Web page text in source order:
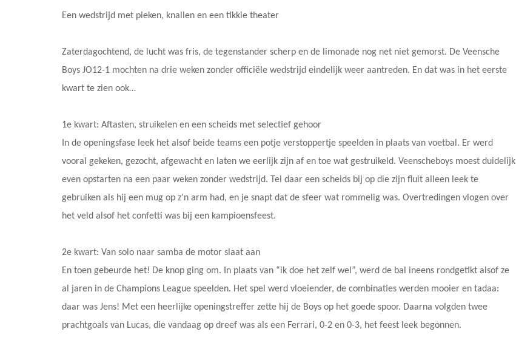
Een wedstrijd met pieken, knallen en een tikkie theater
Zaterdagochtend, de lucht was fris, de tegenstander scherp en de limonade nog net niet gemorst. De Veensche
Boys JO12-1 mochten na drie weken zonder officiële wedstrijd eindelijk weer aantreden. En dat was in het eerste
kwart te zien ook…
1e kwart: Aftasten, struikelen en een scheids met selectief gehoor
In de openingsfase leek het alsof beide teams een potje verstoppertje speelden in plaats van voetbal. Er werd
vooral gekeken, gezocht, afgewacht en laten we eerlijk zijn af en toe wat gestruikeld. Veenscheboys moest duidelijk
even opstarten na een paar weken zonder wedstrijd. Tel daar een scheids bij op die zijn fluit alleen leek te
gebruiken als hij een mug op z’n arm had, en je snapt dat de sfeer wat rommelig was. Overtredingen vlogen over
het veld alsof het confetti was bij een kampioensfeest.
2e kwart: Van solo naar samba de motor slaat aan
En toen gebeurde het! De knop ging om. In plaats van “ik doe het zelf wel”, werd de bal ineens rondgetikt alsof ze
al jaren in de Champions League speelden. Het spel werd vloeiender, de combinaties werden mooier en tadaa:
daar was Jens! Met een heerlijke openingstreffer zette hij de Boys op het goede spoor. Daarna volgden twee
prachtgoals van Lucas, die vandaag op dreef was als een Ferrari, 0-2 en 0-3, het feest leek begonnen.